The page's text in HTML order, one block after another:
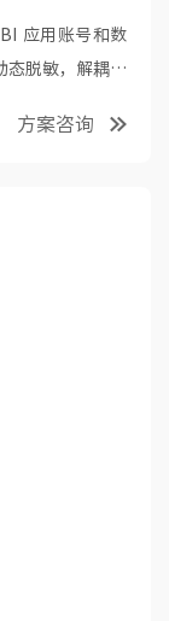
应用账号和数
态脱敏，解耦数
方案咨询